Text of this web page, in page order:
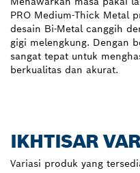
PRO Medium-Thick Metal
desain Bi-Metal canggih
gigi melengkung. Dengan
sangat tepat untuk
berkualitas dan akurat.
IKHTISAR
Variasi produk yang